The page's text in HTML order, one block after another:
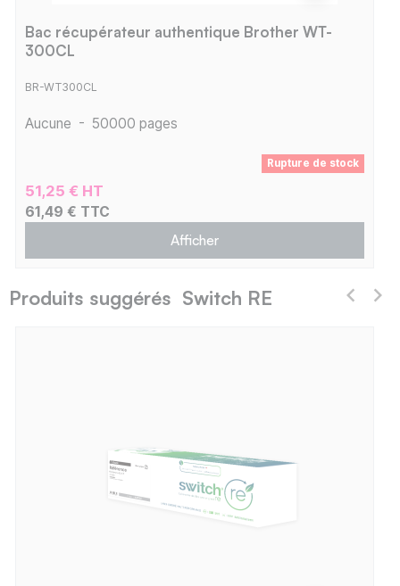
Bac récupérateur authentique Brother WT-
300CL
BR-WT300CL
Aucune - 50000 pages
Rupture de stock
51,25 € HT
61,49 € TTC
Afficher
Produits suggérés Switch RE